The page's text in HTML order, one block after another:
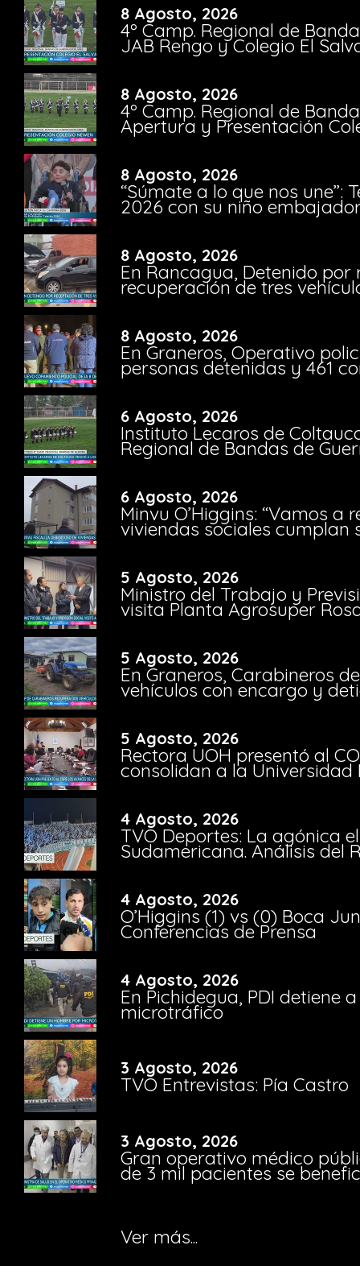
8 Agosto, 2026
4º Camp. Regional de
JAB Rengo y Colegio El
8 Agosto, 2026
4º Camp. Regional de
Apertura y Presentación
8 Agosto, 2026
“Súmate a lo que nos une”:
2026 con su niño
8 Agosto, 2026
En Rancagua, Detenido por
recuperación de tres
8 Agosto, 2026
En Graneros, Operativo
personas detenidas y 461
6 Agosto, 2026
Instituto Lecaros de
Regional de Bandas de
6 Agosto, 2026
Minvu O’Higgins: “Vamos a
viviendas sociales cumplan
5 Agosto, 2026
Ministro del Trabajo y
visita Planta Agrosuper
5 Agosto, 2026
En Graneros, Carabineros
vehículos con encargo y
5 Agosto, 2026
Rectora UOH presentó al
consolidan a la Universidad
4 Agosto, 2026
TVO Deportes: La agónica
Sudamericana. Análisis del
4 Agosto, 2026
O’Higgins (1) vs (0) Boca
Conferencias de Prensa
4 Agosto, 2026
En Pichidegua, PDI detiene
microtráfico
3 Agosto, 2026
TVO Entrevistas: Pía Castro
3 Agosto, 2026
Gran operativo médico
de 3 mil pacientes se
Ver más...